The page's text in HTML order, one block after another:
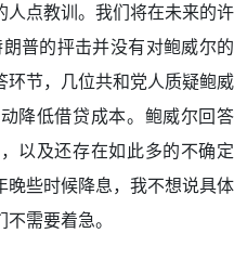
人点教训。我们将在未来的许
普的抨击并没有对鲍威尔的
环节，几位共和党人质疑鲍威
降低借贷成本。鲍威尔回答
以及还存在如此多的不确定
些时候降息，我不想说具体
需要着急。